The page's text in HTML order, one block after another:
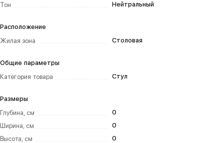
Тон
Нейтральный
Расположение
Жилая зона
Столовая
Общие параметры
Категория товара
Стул
Размеры
Глубина, см
0
Ширина, см
0
Высота, см
0